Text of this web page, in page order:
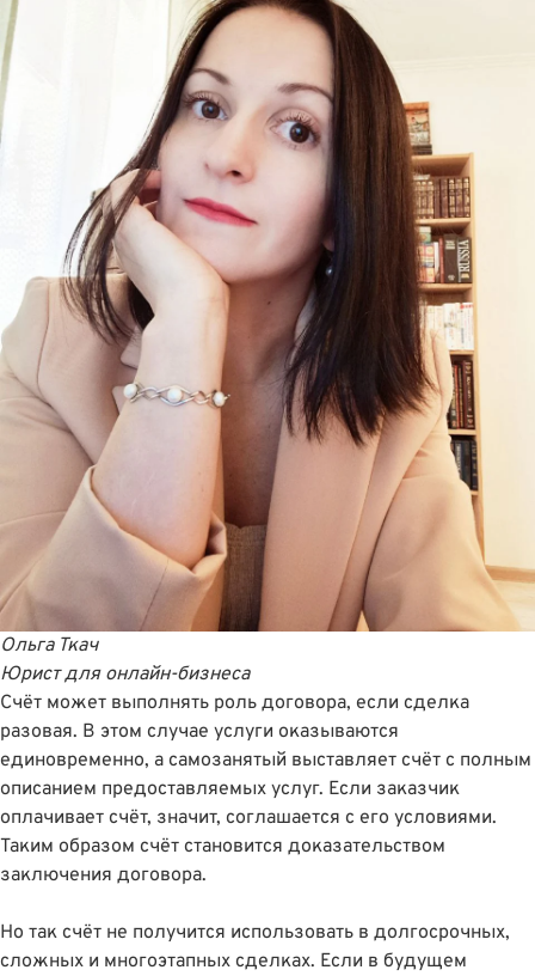
Ольга Ткач
Юрист для онлайн-бизнеса
Счёт может выполнять роль договора, если сделка
разовая. В этом случае услуги оказываются
единовременно, а самозанятый выставляет счёт с полным
описанием предоставляемых услуг. Если заказчик
оплачивает счёт, значит, соглашается с его условиями.
Таким образом счёт становится доказательством
заключения договора.
Но так счёт не получится использовать в долгосрочных,
сложных и многоэтапных сделках. Если в будущем